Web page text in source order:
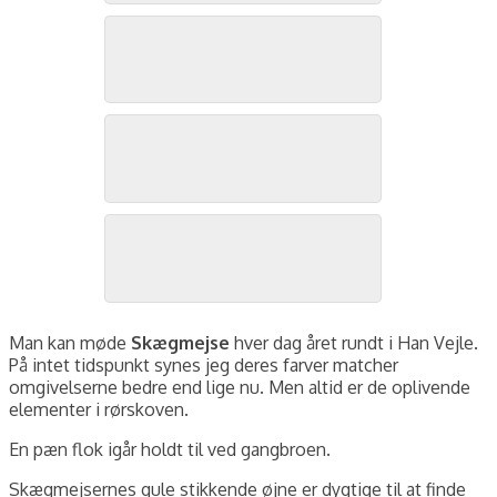
Man kan møde Skægmejse hver dag året rundt i Han Vejle.
På intet tidspunkt synes jeg deres farver matcher
omgivelserne bedre end lige nu. Men altid er de oplivende
elementer i rørskoven.
En pæn flok igår holdt til ved gangbroen.
Skægmejsernes gule stikkende øjne er dygtige til at finde